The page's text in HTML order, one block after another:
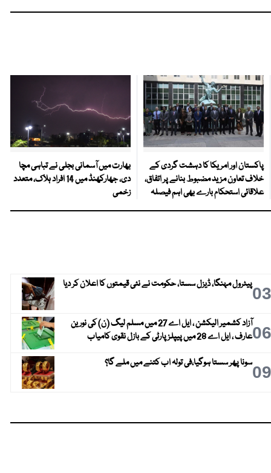
پاکستان اور امریکا کا دہشت گردی کے
خلاف تعاون مزید مضبوط بنانے پر اتفاق،
علاقائی استحکام بارے بھی اہم فیصلہ
بھارت میں آسمانی بجلی نے تباہی مچا
دی، جھارکھنڈ میں 14 افراد ہلاک، متعدد
زخمی
03پیٹرول مہنگا، ڈیزل سستا، حکومت نے نئی قیمتوں کا اعلان کر دیا
06
آزاد کشمیر الیکشن ، ایل اے 27 میں مسلم لیگ (ن) کی نورین
عارف ، ایل اے 28 میں پیپلز پارٹی کے بازل نقوی کامیاب
09سونا پھر سستا ہوگیا،فی تولہ اب کتنے میں ملے گا؟